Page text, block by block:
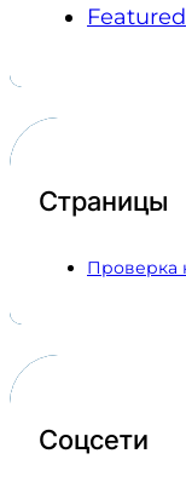
Featured
Страницы
Проверка
Соцсети